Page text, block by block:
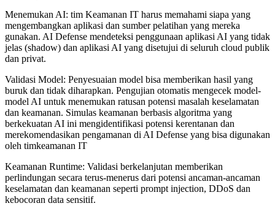
Menemukan AI: tim Keamanan IT harus memahami siapa yang
mengembangkan aplikasi dan sumber pelatihan yang mereka
gunakan. AI Defense mendeteksi penggunaan aplikasi AI yang tidak
jelas (shadow) dan aplikasi AI yang disetujui di seluruh cloud publik
dan privat.
Validasi Model: Penyesuaian model bisa memberikan hasil yang
buruk dan tidak diharapkan. Pengujian otomatis mengecek model-
model AI untuk menemukan ratusan potensi masalah keselamatan
dan keamanan. Simulas keamanan berbasis algoritma yang
berkekuatan AI ini mengidentifikasi potensi kerentanan dan
merekomendasikan pengamanan di AI Defense yang bisa digunakan
oleh timkeamanan IT
Keamanan Runtime: Validasi berkelanjutan memberikan
perlindungan secara terus-menerus dari potensi ancaman-ancaman
keselamatan dan keamanan seperti prompt injection, DDoS dan
kebocoran data sensitif.